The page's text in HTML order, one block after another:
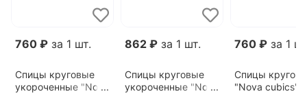
760 ₽ за 1 шт.
Спицы круговые
укороченные "Nova
862 ₽ за 1 шт.
Спицы круговые
укороченные "Nova
760 ₽ за 1
Спицы
"Nova cubics"